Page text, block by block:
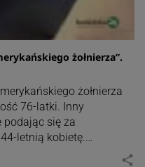
żołnierza”.
żołnierza
76-latki. Inny
podając się za
letnią kobietę.…
share